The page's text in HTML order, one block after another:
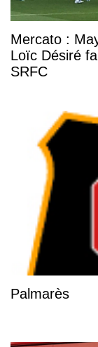
Mercato :
Loïc Désiré
SRFC
Palmarès